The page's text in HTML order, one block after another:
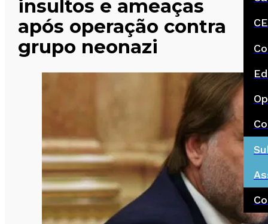
insultos e ameaças
após operação contra
grupo neonazi